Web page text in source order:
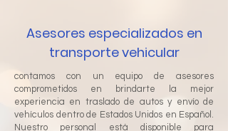
Asesores especializados en
transporte vehicular
contamos con un equipo de asesores
comprometidos en brindarte la mejor
experiencia en traslado de autos y envío de
vehículos dentro de Estados Unidos en Español.
Nuestro personal está disponible para